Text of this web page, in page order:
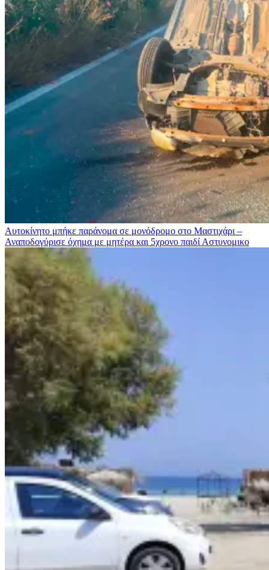
Αυτοκίνητο μπήκε παράνομα σε μονόδρομο στο Μαστιχάρι –
Αναποδογύρισε όχημα με μητέρα και 5χρονο παιδί Αστυνομικο